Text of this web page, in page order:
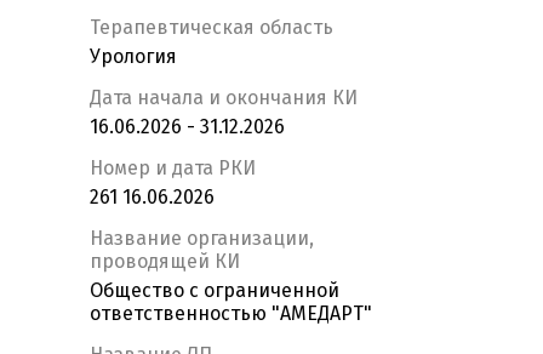
Терапевтическая область
Урология
Дата начала и окончания КИ
16.06.2026 - 31.12.2026
Номер и дата РКИ
261 16.06.2026
Название организации,
проводящей КИ
Общество с ограниченной
ответственностью "АМЕДАРТ"